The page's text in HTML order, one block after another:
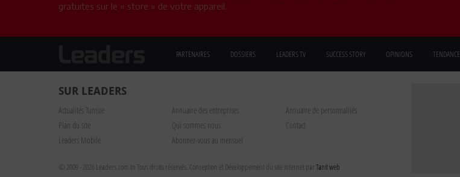
gratuites sur le « store » de votre appareil.
PARTENAIRES DOSSIERS LEADERS TV SUCCESS STORY OPINIONS TENDANCE
SUR LEADERS
Actualités Tunisie Annuaire des entreprises
Annuaire de personnalités
Plan du site
Qui sommes nous
Contact
Leaders Mobile
Abonnez-vous au mensuel
© 2009 - 2026 Leaders.com.tn Tous droits réservés. Conception et Développement du site internet parTanit web